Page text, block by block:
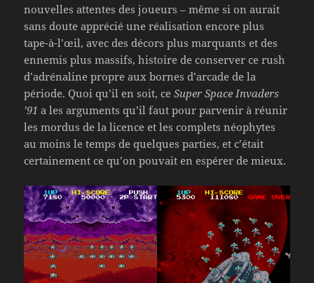
nouvelles attentes des joueurs – même si on aurait
sans doute apprécié une réalisation encore plus
tape-à-l’œil, avec des décors plus marquants et des
ennemis plus massifs, histoire de conserver ce rush
d’adrénaline propre aux bornes d’arcade de la
période. Quoi qu’il en soit, ceSuper Space Invaders
’91 a les arguments qu’il faut pour parvenir à réunir
les mordus de la licence et les complets néophytes
au moins le temps de quelques parties, et c’était
certainement ce qu’on pouvait en espérer de mieux.